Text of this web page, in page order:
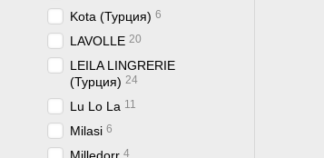
Kota (Турция) 6
LAVOLLE 20
LEILA LINGRERIE
(Турция) 24
Lu Lo La 11
Milasi 6
4